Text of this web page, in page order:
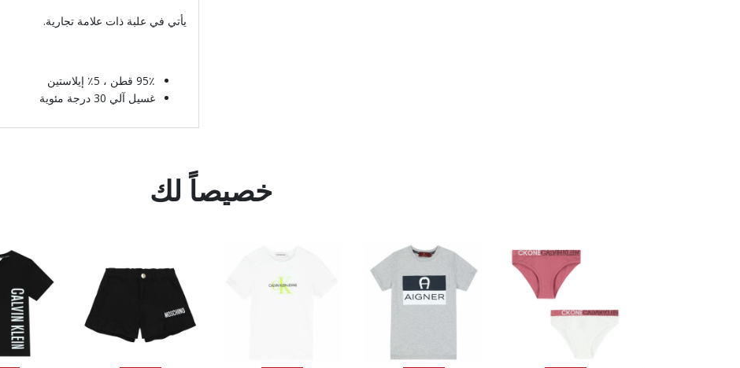
يأتي في علبة ذات علامة تجارية.
95٪ قطن ، 5٪ إيلاستين
غسيل آلي 30 درجة مئوية
خصيصاً لك